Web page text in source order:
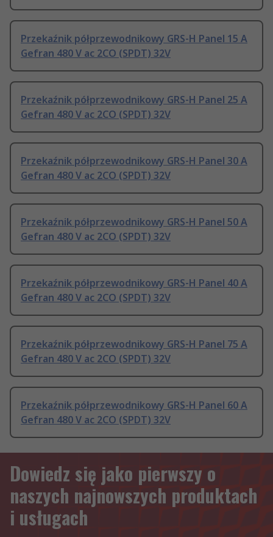
Przekaźnik półprzewodnikowy GRS-H Panel 15 A
Gefran 480 V ac 2CO (SPDT) 32V
Przekaźnik półprzewodnikowy GRS-H Panel 25 A
Gefran 480 V ac 2CO (SPDT) 32V
Przekaźnik półprzewodnikowy GRS-H Panel 30 A
Gefran 480 V ac 2CO (SPDT) 32V
Przekaźnik półprzewodnikowy GRS-H Panel 50 A
Gefran 480 V ac 2CO (SPDT) 32V
Przekaźnik półprzewodnikowy GRS-H Panel 40 A
Gefran 480 V ac 2CO (SPDT) 32V
Przekaźnik półprzewodnikowy GRS-H Panel 75 A
Gefran 480 V ac 2CO (SPDT) 32V
Przekaźnik półprzewodnikowy GRS-H Panel 60 A
Gefran 480 V ac 2CO (SPDT) 32V
Dowiedz się jako pierwszy o
naszych najnowszych produktach
i usługach